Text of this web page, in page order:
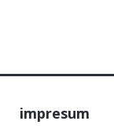
impresum